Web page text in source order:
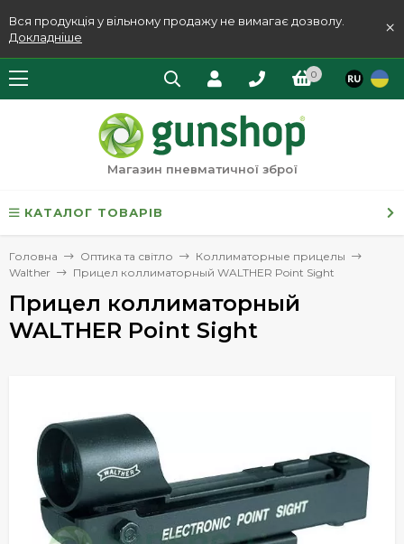
Вся продукція у вільному продажу не вимагає дозволу.
Докладніше
×
0
Магазин пневматичної зброї
КАТАЛОГ ТОВАРІВ
Головна Оптика та світло
Коллиматорные прицелы
Walther
Прицел коллиматорный WALTHER Point Sight
Прицел коллиматорный
WALTHER Point Sight